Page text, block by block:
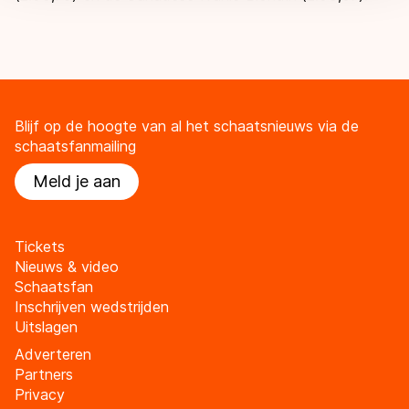
Blijf op de hoogte van al het schaatsnieuws via de
schaatsfanmailing
Meld je aan
Tickets
Nieuws & video
Schaatsfan
Inschrijven wedstrijden
Uitslagen
Adverteren
Partners
Privacy